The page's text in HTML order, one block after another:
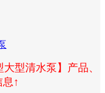
型清水泵】产品、
↑